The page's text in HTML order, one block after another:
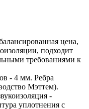
цена,
подходит
требованиями к
- 4 мм. Ребра
Мэттем).
-
уплотнения с